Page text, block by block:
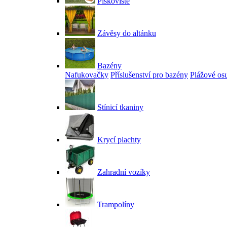
Závěsy do altánku
Bazény
Nafukovačky Příslušenství pro bazény Plážové
Stínicí tkaniny
Krycí plachty
Zahradní vozíky
Trampolíny